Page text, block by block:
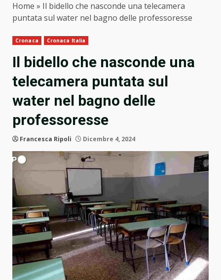
Home » Il bidello che nasconde una telecamera
puntata sul water nel bagno delle professoresse
Cronaca Cronaca Italia
Il bidello che nasconde una
telecamera puntata sul
water nel bagno delle
professoresse
Francesca Ripoli Dicembre 4, 2024